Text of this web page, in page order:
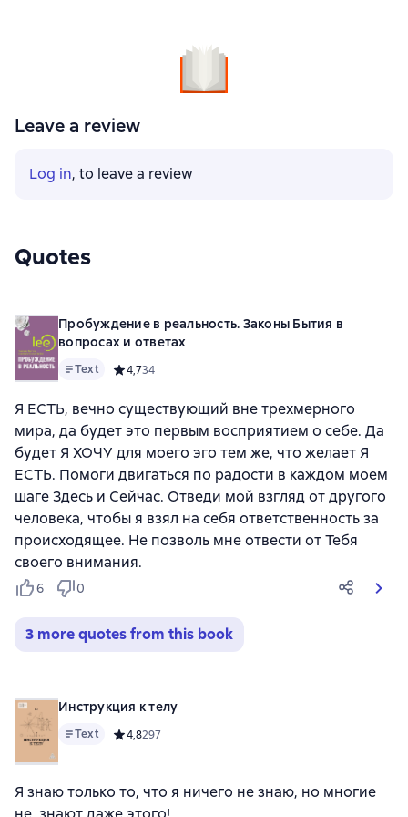
Leave a review
Log in, to leave a review
Quotes
Пробуждение в реальность. Законы Бытия в
вопросах и ответах
Text Средний рейтинг 4,7 на основе 34 оценок
4,734
Я ЕСТЬ, вечно существующий вне трехмерного
мира, да будет это первым восприятием о себе. Да
будет Я ХОЧУ для моего эго тем же, что желает Я
ЕСТЬ. Помоги двигаться по радости в каждом моем
шаге Здесь и Сейчас. Отведи мой взгляд от другого
человека, чтобы я взял на себя ответственность за
происходящее. Не позволь мне отвести от Тебя
своего внимания.
6 0
3 more quotes from this book
Инструкция к телу
Text Средний рейтинг 4,8 на основе 297 оценок
4,8297
Я знаю только то, что я ничего не знаю, но многие